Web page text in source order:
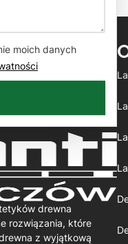
moich danych
drewna
rozwiązania, które
z wyjątkową